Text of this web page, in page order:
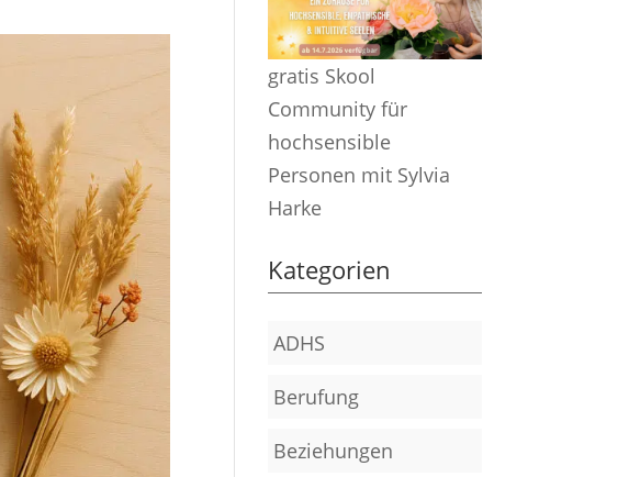
gratis Skool
Community für
hochsensible
Personen mit Sylvia
Harke
Kategorien
ADHS
Berufung
Beziehungen